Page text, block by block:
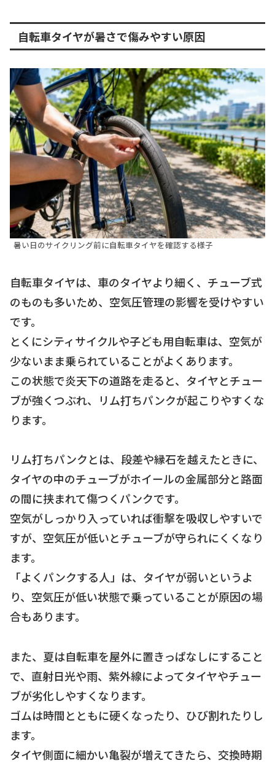
自転車タイヤが暑さで傷みやすい原因
暑い日のサイクリング前に自転車タイヤを確認する様子
自転車タイヤは、車のタイヤより細く、チューブ式
のものも多いため、空気圧管理の影響を受けやすい
です。
とくにシティサイクルや子ども用自転車は、空気が
少ないまま乗られていることがよくあります。
この状態で炎天下の道路を走ると、タイヤとチュー
ブが強くつぶれ、リム打ちパンクが起こりやすくな
ります。
リム打ちパンクとは、段差や縁石を越えたときに、
タイヤの中のチューブがホイールの金属部分と路面
の間に挟まれて傷つくパンクです。
空気がしっかり入っていれば衝撃を吸収しやすいで
すが、空気圧が低いとチューブが守られにくくなり
ます。
「よくパンクする人」は、タイヤが弱いというよ
り、空気圧が低い状態で乗っていることが原因の場
合もあります。
また、夏は自転車を屋外に置きっぱなしにすること
で、直射日光や雨、紫外線によってタイヤやチュー
ブが劣化しやすくなります。
ゴムは時間とともに硬くなったり、ひび割れたりし
ます。
タイヤ側面に細かい亀裂が増えてきたら、交換時期